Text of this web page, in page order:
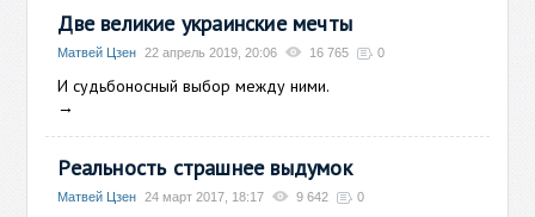
Две великие украинские мечты
Матвей Цзен 22 апрель 2019, 20:06 16 765 0
И судьбоносный выбор между ними.
→
Реальность страшнее выдумок
Матвей Цзен 24 март 2017, 18:17 9 642 0